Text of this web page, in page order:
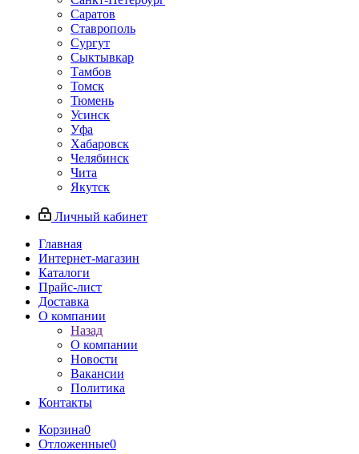
Саратов
Ставрополь
Сургут
Сыктывкар
Тамбов
Томск
Тюмень
Усинск
Уфа
Хабаровск
Челябинск
Чита
Якутск
Личный кабинет
Главная
Интернет-магазин
Каталоги
Прайс-лист
Доставка
О компании
Назад
О компании
Новости
Вакансии
Политика
Контакты
Корзина0
Отложенные0